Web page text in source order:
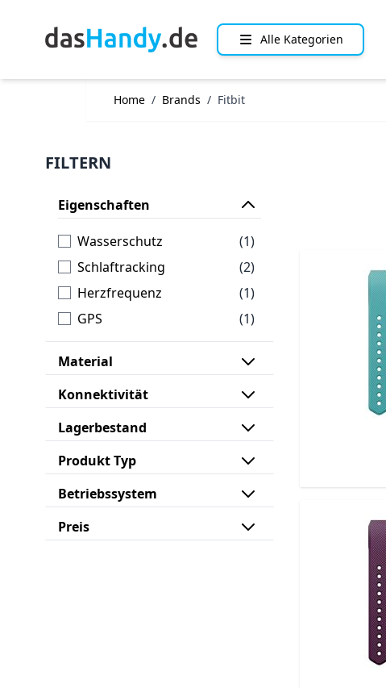
Alle Kategorien
Home / Brands / Fitbit
FILTERN
Eigenschaften
Wasserschutz (1)Artikel
Schlaftracking
(2)Artikel
Herzfrequenz
(1)Artikel
GPS
(1)Artikel
Material
Konnektivität
Lagerbestand
Produkt Typ
Betriebssystem
Preis